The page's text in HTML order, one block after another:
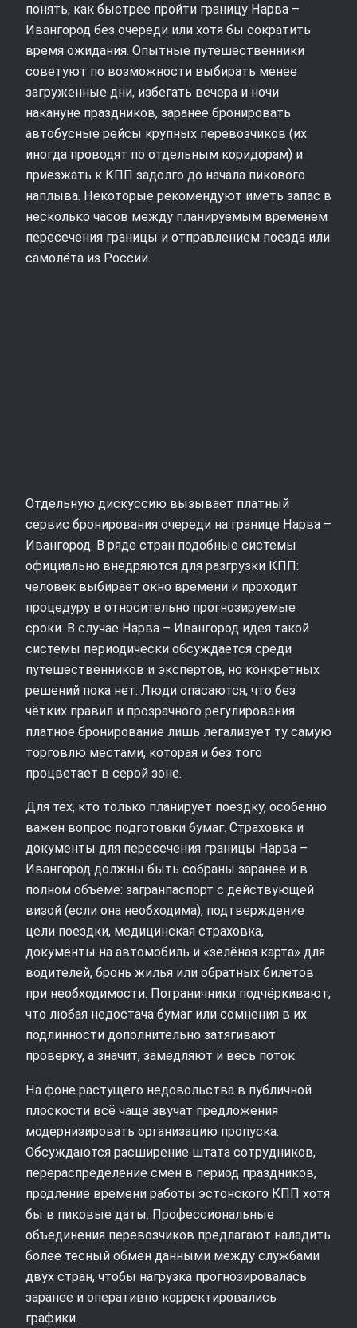
понять, как быстрее пройти границу Нарва –
Ивангород без очереди или хотя бы сократить
время ожидания. Опытные путешественники
советуют по возможности выбирать менее
загруженные дни, избегать вечера и ночи
накануне праздников, заранее бронировать
автобусные рейсы крупных перевозчиков (их
иногда проводят по отдельным коридорам) и
приезжать к КПП задолго до начала пикового
наплыва. Некоторые рекомендуют иметь запас в
несколько часов между планируемым временем
пересечения границы и отправлением поезда или
самолёта из России.
Отдельную дискуссию вызывает платный
сервис бронирования очереди на границе Нарва –
Ивангород. В ряде стран подобные системы
официально внедряются для разгрузки КПП:
человек выбирает окно времени и проходит
процедуру в относительно прогнозируемые
сроки. В случае Нарва – Ивангород идея такой
системы периодически обсуждается среди
путешественников и экспертов, но конкретных
решений пока нет. Люди опасаются, что без
чётких правил и прозрачного регулирования
платное бронирование лишь легализует ту самую
торговлю местами, которая и без того
процветает в серой зоне.
Для тех, кто только планирует поездку, особенно
важен вопрос подготовки бумаг. Страховка и
документы для пересечения границы Нарва –
Ивангород должны быть собраны заранее и в
полном объёме: загранпаспорт с действующей
визой (если она необходима), подтверждение
цели поездки, медицинская страховка,
документы на автомобиль и «зелёная карта» для
водителей, бронь жилья или обратных билетов
при необходимости. Пограничники подчёркивают,
что любая недостача бумаг или сомнения в их
подлинности дополнительно затягивают
проверку, а значит, замедляют и весь поток.
На фоне растущего недовольства в публичной
плоскости всё чаще звучат предложения
модернизировать организацию пропуска.
Обсуждаются расширение штата сотрудников,
перераспределение смен в период праздников,
продление времени работы эстонского КПП хотя
бы в пиковые даты. Профессиональные
объединения перевозчиков предлагают наладить
более тесный обмен данными между службами
двух стран, чтобы нагрузка прогнозировалась
заранее и оперативно корректировались
графики.